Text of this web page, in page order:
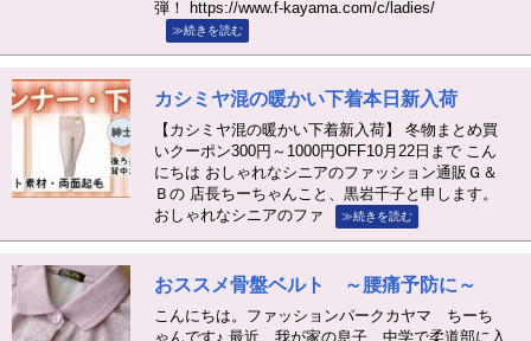
弾！ https://www.f-kayama.com/c/ladies/
≫続きを読む
カシミヤ混の暖かい下着本日新入荷
【カシミヤ混の暖かい下着新入荷】 冬物まとめ買
いクーポン300円～1000円OFF10月22日まで こん
にちは おしゃれなシニアのファッション通販Ｇ＆
Ｂの 店長ちーちゃんこと、黒岩千子と申します。
おしゃれなシニアのファ
≫続きを読む
おススメ骨盤ベルト ～腰痛予防に～
こんにちは。ファッションパークカヤマ ちーち
ゃんです♪ 最近、我が家の息子、中学で柔道部に入